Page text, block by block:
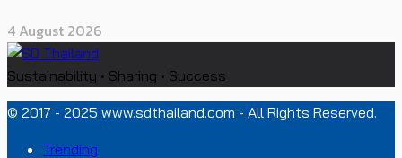
4 August 2026
Sustainability • Sharing • Success
© 2017 - 2025 www.sdthailand.com - All Rights Reserved.
Trending